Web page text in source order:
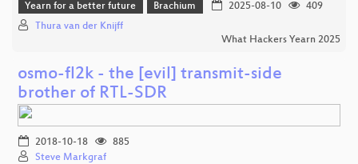
Yearn for a better future Brachium 2025-08-10
409
Thura van der Knijff
What Hackers Yearn 2025
osmo-fl2k - the [evil] transmit-side
brother of RTL-SDR
2018-10-18
885
Steve Markgraf